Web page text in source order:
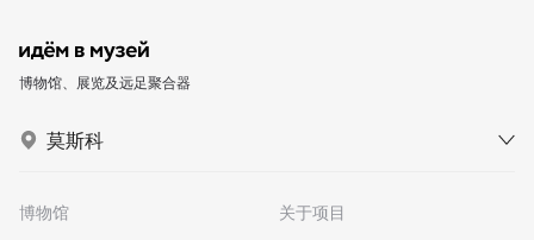
博物馆、展览及远足聚合器
莫斯科
博物馆
关于项目